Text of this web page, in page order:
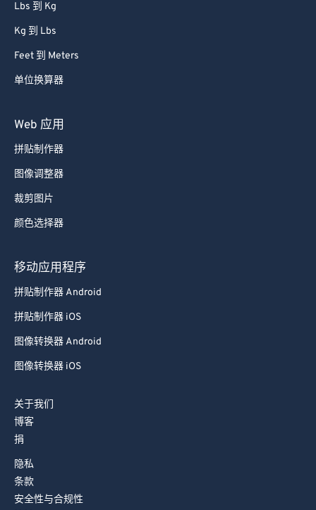
Lbs 到 Kg
Kg 到 Lbs
Feet 到 Meters
单位换算器
Web 应用
拼贴制作器
图像调整器
裁剪图片
颜色选择器
移动应用程序
拼贴制作器 Android
拼贴制作器 iOS
图像转换器 Android
图像转换器 iOS
关于我们
博客
捐
隐私
条款
安全性与合规性